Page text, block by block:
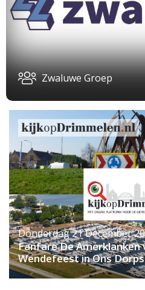
Zwaluwe Groep
Donderdag 21 December
Fanfare De
Wendefeest in Ons